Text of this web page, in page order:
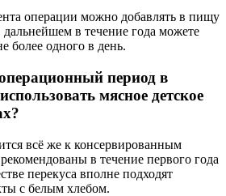
операции можно добавлять в пищу
в течение года можете
более одного в день.
период в
мясное детское
всё же к консервированным
в течение первого года
перекуса вполне подходят
с белым хлебом.